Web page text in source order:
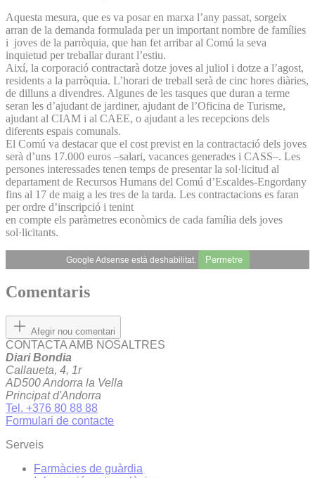
Aquesta mesura, que es va posar en marxa l’any passat, sorgeix
arran de la demanda formulada per un important nombre de famílies
i joves de la parròquia, que han fet arribar al Comú la seva
inquietud per treballar durant l’estiu.
Així, la corporació contractarà dotze joves al juliol i dotze a l’agost,
residents a la parròquia. L’horari de treball serà de cinc hores diàries,
de dilluns a divendres. Algunes de les tasques que duran a terme
seran les d’ajudant de jardiner, ajudant de l’Oficina de Turisme,
ajudant al CIAM i al CAEE, o ajudant a les recepcions dels
diferents espais comunals.
El Comú va destacar que el cost previst en la contractació dels joves
serà d’uns 17.000 euros –salari, vacances generades i CASS–. Les
persones interessades tenen temps de presentar la sol·licitud al
departament de Recursos Humans del Comú d’Escaldes-Engordany
fins al 17 de maig a les tres de la tarda. Les contractacions es faran
per ordre d’inscripció i tenint
en compte els paràmetres econòmics de cada família dels joves
sol·licitants.
Google Adsense està deshabilitat. Permetre
Comentaris
Afegir nou comentari
CONTACTA AMB NOSALTRES
Diari Bondia
Callaueta, 4, 1r
AD500 Andorra la Vella
Principat d'Andorra
Tel. +376 80 88 88
Formulari de contacte
Serveis
Farmàcies de guàrdia